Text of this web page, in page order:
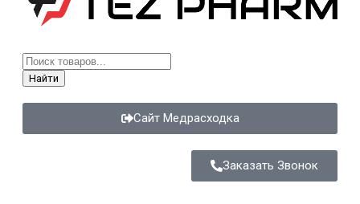
Найти
Сайт Медрасходка
Заказать Звонок